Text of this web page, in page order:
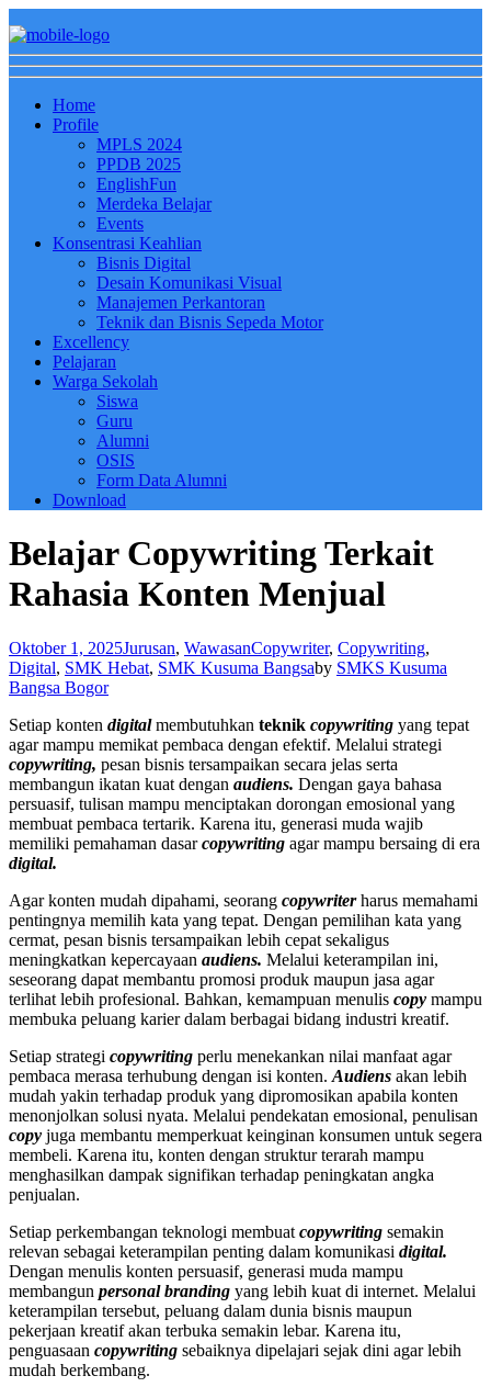
Home
Profile
MPLS 2024
PPDB 2025
EnglishFun
Merdeka Belajar
Events
Konsentrasi Keahlian
Bisnis Digital
Desain Komunikasi Visual
Manajemen Perkantoran
Teknik dan Bisnis Sepeda Motor
Excellency
Pelajaran
Warga Sekolah
Siswa
Guru
Alumni
OSIS
Form Data Alumni
Download
Belajar Copywriting Terkait
Rahasia Konten Menjual
Oktober 1, 2025Jurusan, WawasanCopywriter, Copywriting,
Digital, SMK Hebat, SMK Kusuma Bangsaby SMKS Kusuma
Bangsa Bogor
Setiap konten digitalmembutuhkan teknik copywriting yang tepat
agar mampu memikat pembaca dengan efektif. Melalui strategi
copywriting, pesan bisnis tersampaikan secara jelas serta
membangun ikatan kuat dengan audiens. Dengan gaya bahasa
persuasif, tulisan mampu menciptakan dorongan emosional yang
membuat pembaca tertarik. Karena itu, generasi muda wajib
memiliki pemahaman dasarcopywriting agar mampu bersaing di era
digital.
Agar konten mudah dipahami, seorang copywriterharus memahami
pentingnya memilih kata yang tepat. Dengan pemilihan kata yang
cermat, pesan bisnis tersampaikan lebih cepat sekaligus
meningkatkan kepercayaan audiens. Melalui keterampilan ini,
seseorang dapat membantu promosi produk maupun jasa agar
terlihat lebih profesional. Bahkan, kemampuan menulis copy mampu
membuka peluang karier dalam berbagai bidang industri kreatif.
Setiap strategi copywriting perlu menekankan nilai manfaat agar
pembaca merasa terhubung dengan isi konten. Audiens akan lebih
mudah yakin terhadap produk yang dipromosikan apabila konten
menonjolkan solusi nyata. Melalui pendekatan emosional, penulisan
copy juga membantu memperkuat keinginan konsumen untuk segera
membeli. Karena itu, konten dengan struktur terarah mampu
menghasilkan dampak signifikan terhadap peningkatan angka
penjualan.
Setiap perkembangan teknologi membuat copywriting semakin
relevan sebagai keterampilan penting dalam komunikasi digital.
Dengan menulis konten persuasif, generasi muda mampu
membangun personal branding yang lebih kuat di internet. Melalui
keterampilan tersebut, peluang dalam dunia bisnis maupun
pekerjaan kreatif akan terbuka semakin lebar. Karena itu,
penguasaan copywriting sebaiknya dipelajari sejak dini agar lebih
mudah berkembang.